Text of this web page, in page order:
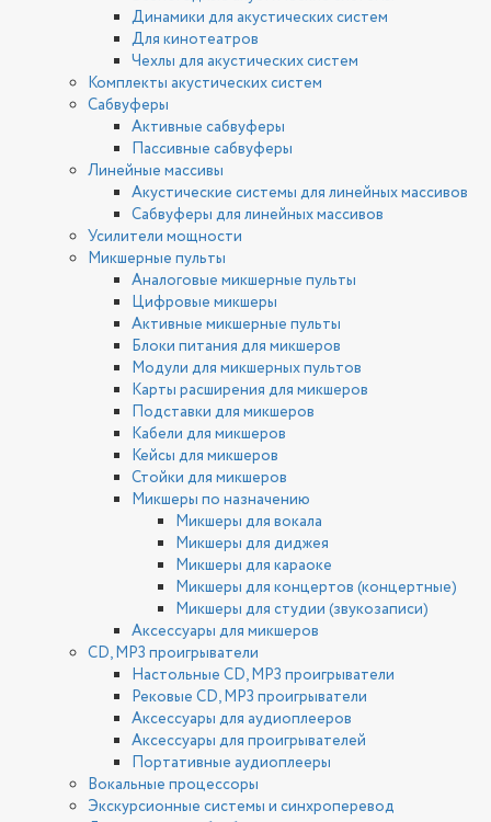
Динамики для акустических систем
Для кинотеатров
Чехлы для акустических систем
Комплекты акустических систем
Сабвуферы
Активные сабвуферы
Пассивные сабвуферы
Линейные массивы
Акустические системы для линейных массивов
Сабвуферы для линейных массивов
Усилители мощности
Микшерные пульты
Аналоговые микшерные пульты
Цифровые микшеры
Активные микшерные пульты
Блоки питания для микшеров
Модули для микшерных пультов
Карты расширения для микшеров
Подставки для микшеров
Кабели для микшеров
Кейсы для микшеров
Стойки для микшеров
Микшеры по назначению
Микшеры для вокала
Микшеры для диджея
Микшеры для караоке
Микшеры для концертов (концертные)
Микшеры для студии (звукозаписи)
Аксессуары для микшеров
CD, MP3 проигрыватели
Настольные CD, MP3 проигрыватели
Рековые CD, MP3 проигрыватели
Аксессуары для аудиоплееров
Аксессуары для проигрывателей
Портативные аудиоплееры
Вокальные процессоры
Экскурсионные системы и синхроперевод